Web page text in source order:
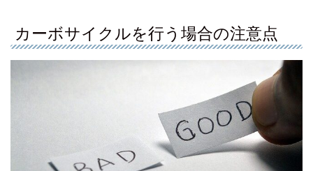
カーボサイクルを行う場合の注意点